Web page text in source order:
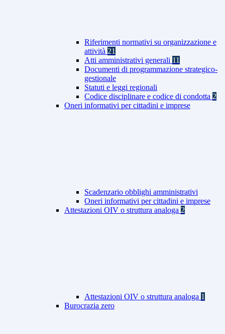
Riferimenti normativi su organizzazione e
attività 21
Atti amministrativi generali 11
Documenti di programmazione strategico-
gestionale
Statuti e leggi regionali
Codice disciplinare e codice di condotta 2
Oneri informativi per cittadini e imprese
Scadenzario obblighi amministrativi
Oneri informativi per cittadini e imprese
Attestazioni OIV o struttura analoga 2
Attestazioni OIV o struttura analoga 1
Burocrazia zero